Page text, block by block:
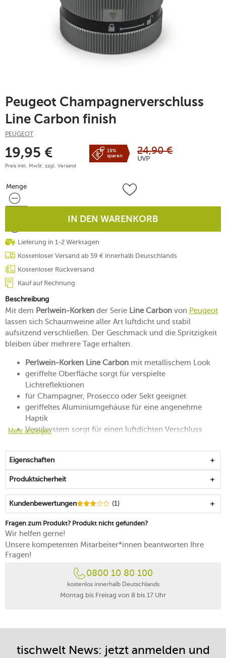
Peugeot Champagnerverschluss
Line Carbon finish
PEUGEOT
19,95 €
Preis inkl. MwSt. zzgl. Versand
19%
sparen
24,90 €
UVP
Menge
Menge
IN DEN WARENKORB
Lieferung in 1-2 Werktagen
Kostenloser Versand ab 59 € innerhalb Deutschlands
Kostenloser Rückversand
Kauf auf Rechnung
Beschreibung
Mit dem Perlwein-Korken der Serie Line Carbon von Peugeot
lassen sich Schaumweine aller Art luftdicht und stabil
aufsitzend verschließen. Der Geschmack und die Spritzigkeit
bleiben über mehrere Tage erhalten.
Perlwein-Korken Line Carbon mit metallischem Look
geriffelte Oberfläche sorgt für verspielte
Lichtreflektionen
für Champagner, Prosecco oder Sekt geeignet
geriffeltes Aluminiumgehäuse für eine angenehme
Haptik
Ventilsystem sorgt für einen luftdichten Verschluss
passt auf alle Flaschenhälse von Schaumweinen
widerstandsfähiges, dekoratives Finish
Mehr anzeigen
Eigenschaften
Produktsicherheit
Kundenbewertungen (1)
Fragen zum Produkt? Produkt nicht gefunden?
Wir helfen gerne!
Unsere kompetenten Mitarbeiter*innen beantworten Ihre
Fragen!
0800 10 80 100
kostenlos innerhalb Deutschlands
Montag bis Freitag von 8 bis 17 Uhr
tischwelt News: jetzt anmelden und